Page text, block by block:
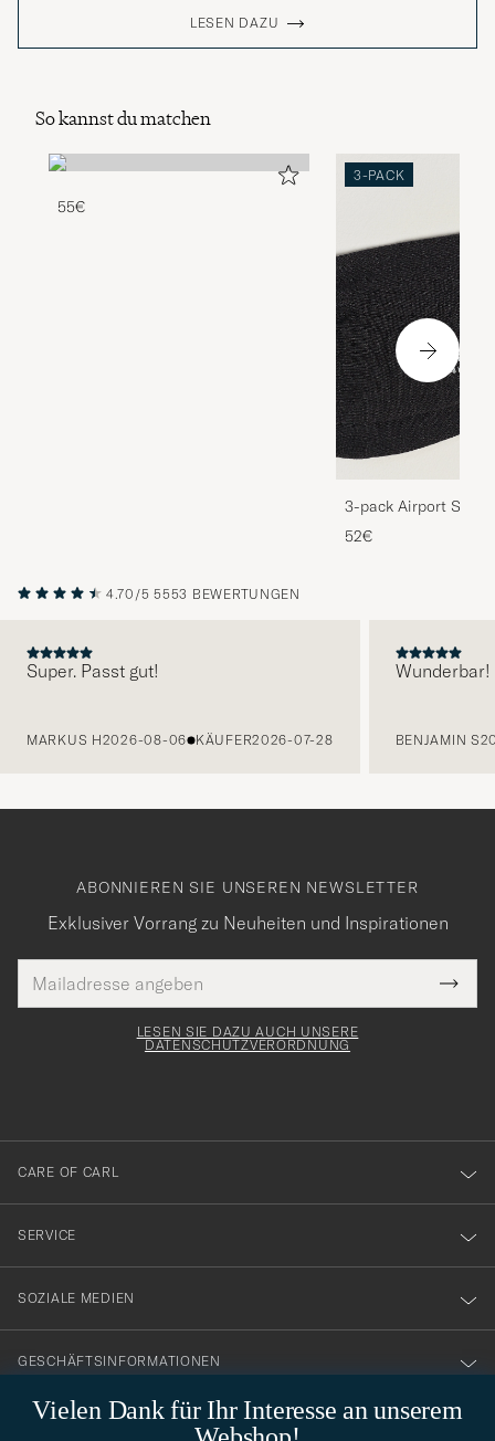
LESEN DAZU
So kannst du matchen
55€
3-PACK
3-pack Airport
Melange
52€
4.70/5 5553 BEWERTUNGEN
Super. Passt gut!
MARKUS H2026-08-06 KÄUFER2026-07-28
Wunderbar!
BENJAMIN S
Vielen Dank für Ihr Interesse an unserem
ABONNIEREN SIE UNSEREN NEWSLETTER
Exklusiver Vorrang zu Neuheiten und Inspirationen
Mail
Adresse
Tack
för
dig
till
vårt
nyhetsbrev!
LESEN SIE DAZU AUCH UNSERE
DATENSCHUTZVERORDNUNG
CARE OF CARL
SERVICE
SOZIALE MEDIEN
GESCHÄFTSINFORMATIONEN